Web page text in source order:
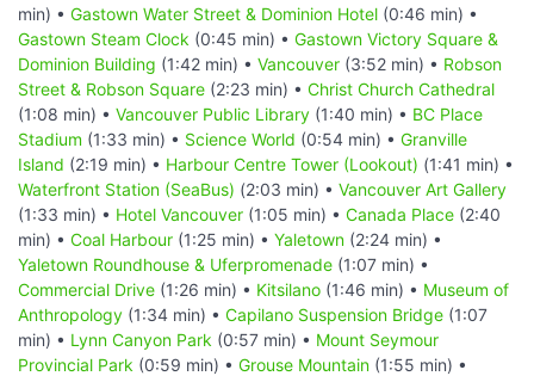
min) • Gastown Water Street & Dominion Hotel (0:46 min) •
Gastown Steam Clock (0:45 min) • Gastown Victory Square &
Dominion Building (1:42 min) • Vancouver (3:52 min) • Robson
Street & Robson Square (2:23 min) • Christ Church Cathedral
(1:08 min) • Vancouver Public Library (1:40 min) • BC Place
Stadium (1:33 min) • Science World (0:54 min) • Granville
Island (2:19 min) • Harbour Centre Tower (Lookout) (1:41 min) •
Waterfront Station (SeaBus) (2:03 min) • Vancouver Art Gallery
(1:33 min) • Hotel Vancouver (1:05 min) • Canada Place (2:40
min) • Coal Harbour (1:25 min) • Yaletown (2:24 min) •
Yaletown Roundhouse & Uferpromenade (1:07 min) •
Commercial Drive (1:26 min) • Kitsilano (1:46 min) • Museum of
Anthropology (1:34 min) • Capilano Suspension Bridge (1:07
min) • Lynn Canyon Park (0:57 min) • Mount Seymour
Provincial Park (0:59 min) • Grouse Mountain (1:55 min) •